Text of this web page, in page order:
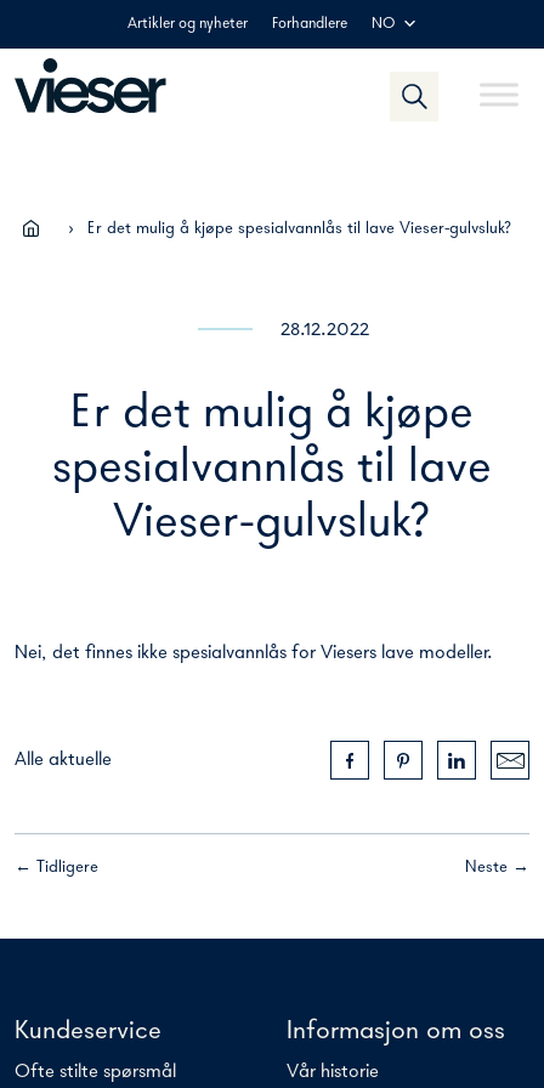
content
Artikler og nyheter Forhandlere NO
› Er det mulig å kjøpe spesialvannlås til lave Vieser-gulvsluk?
28.12.2022
Er det mulig å kjøpe
spesialvannlås til lave
Vieser-gulvsluk?
Nei, det finnes ikke spesialvannlås for Viesers lave modeller.
Alle aktuelle
Neste →
← Tidligere
Kundeservice
Ofte stilte spørsmål
Informasjon om oss
Vår historie